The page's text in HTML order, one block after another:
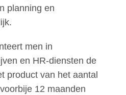
planning en
men in
en HR-diensten de
product van het aantal
12 maanden